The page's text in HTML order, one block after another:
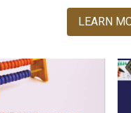
LEARN